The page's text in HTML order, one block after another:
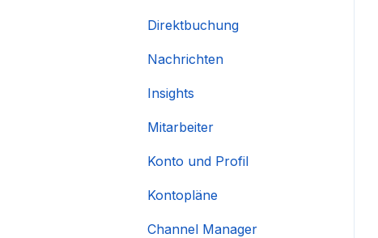
Direktbuchung
Nachrichten
Insights
Mitarbeiter
Konto und Profil
Kontopläne
Channel Manager